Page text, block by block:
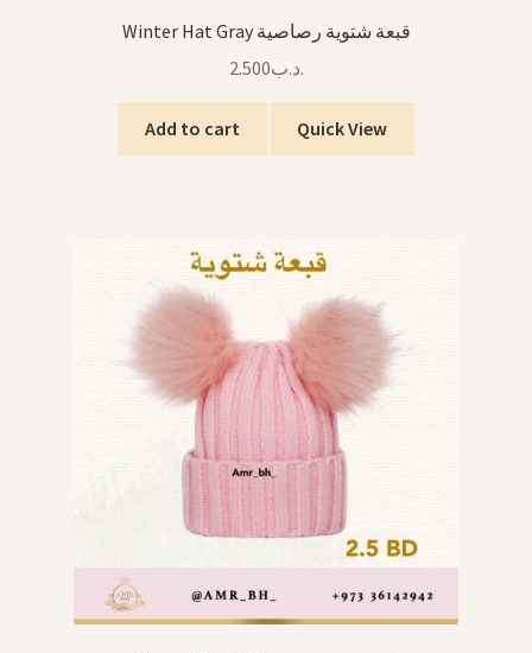
Winter Hat Gray قبعة شتوية رصاصية
.د.ب2.500
Add to cart Quick View